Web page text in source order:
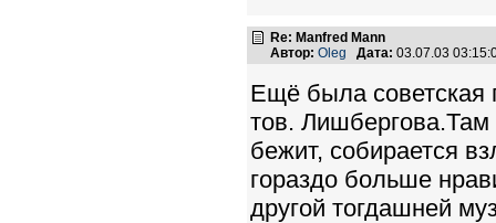
Re: Manfred Mann
Автор: Oleg Дата: 03.07.03
Ещё была советская
тов. Лишбергова.Там
бежит, собирается
гораздо больше
другой тогдашней